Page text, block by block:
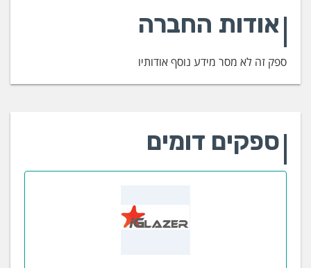
אודות החברה
ספק זה לא מסר מידע נוסף אודותיו
ספקים דומים